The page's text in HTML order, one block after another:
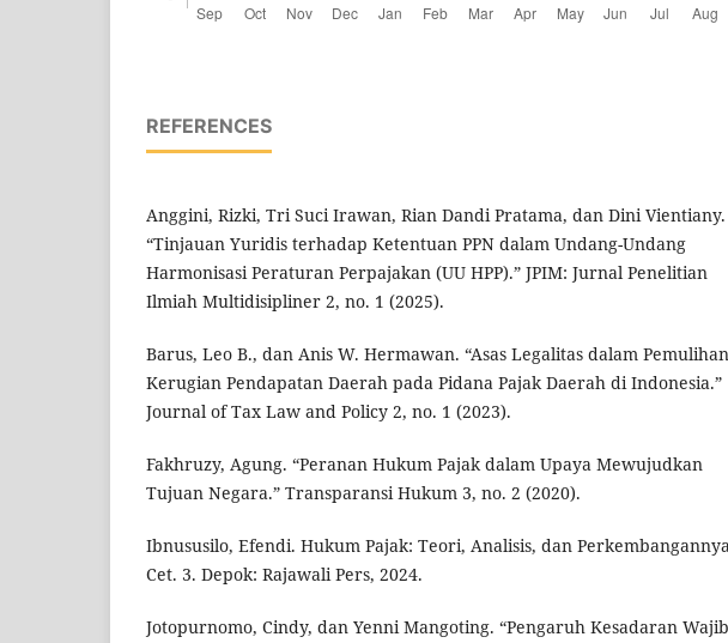
REFERENCES
Anggini, Rizki, Tri Suci Irawan, Rian Dandi Pratama, dan Dini Vientiany.
“Tinjauan Yuridis terhadap Ketentuan PPN dalam Undang-Undang
Harmonisasi Peraturan Perpajakan (UU HPP).” JPIM: Jurnal Penelitian
Ilmiah Multidisipliner 2, no. 1 (2025).
Barus, Leo B., dan Anis W. Hermawan. “Asas Legalitas dalam Pemulihan
Kerugian Pendapatan Daerah pada Pidana Pajak Daerah di Indonesia.”
Journal of Tax Law and Policy 2, no. 1 (2023).
Fakhruzy, Agung. “Peranan Hukum Pajak dalam Upaya Mewujudkan
Tujuan Negara.” Transparansi Hukum 3, no. 2 (2020).
Ibnususilo, Efendi. Hukum Pajak: Teori, Analisis, dan
Cet. 3. Depok: Rajawali Pers, 2024.
Jotopurnomo, Cindy, dan Yenni Mangoting. “Pengaruh Kesadaran Wajib